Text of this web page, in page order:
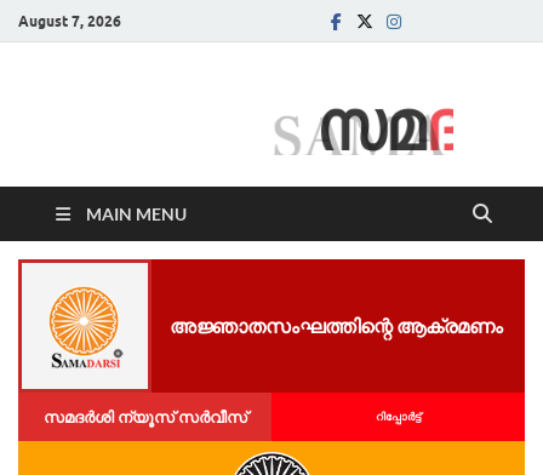
August 7, 2026
MAIN MENU
അജ്ഞാതസംഘത്തിന്റെ ആക്രമണം
സമദർശി ന്യൂസ് സർവീസ് റിപ്പോര്‍ട്ട്